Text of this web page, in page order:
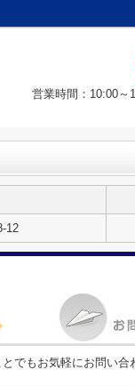
営業時間：10:00～
12
でもお気軽にお問い合